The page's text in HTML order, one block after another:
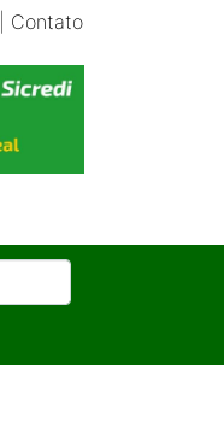
Contato